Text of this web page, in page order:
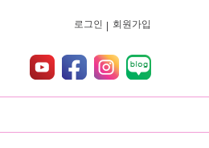
로그인 회원가입